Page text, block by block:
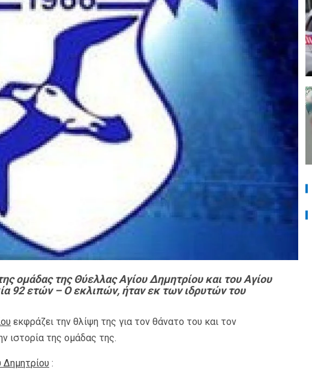
ομάδας της Θύελλας Αγίου Δημητρίου και του Αγίου
92 ετών – Ο εκλιπών, ήταν εκ των ιδρυτών του
εκφράζει την θλίψη της για τον θάνατο του και τον
ιστορία της ομάδας της.
Δημητρίου :